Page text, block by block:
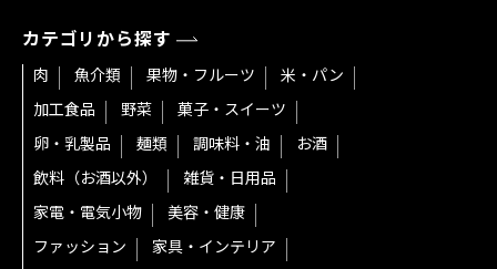
カテゴリから探す
肉 魚介類 果物・フルーツ
米・パン
加工食品
野菜
菓子・スイーツ
卵・乳製品
麺類 調味料・油
お酒
飲料（お酒以外）
雑貨・日用品
家電・電気小物
美容・健康
ファッション
家具・インテリア